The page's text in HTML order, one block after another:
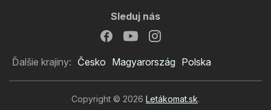
Sleduj nás
Ďalšie krajiny: Česko Magyarország Polska
Copyright © 2026 Letákomat.sk.